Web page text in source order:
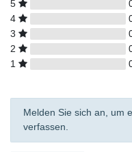
5
4
3
2
1
Melden Sie sich an, um
verfassen.